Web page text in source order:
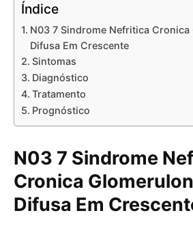
Índice
N03 7 Sindrome Nefritica
Difusa Em Crescente
Sintomas
Diagnóstico
Tratamento
Prognóstico
N03 7 Sindrome
Cronica
Difusa Em